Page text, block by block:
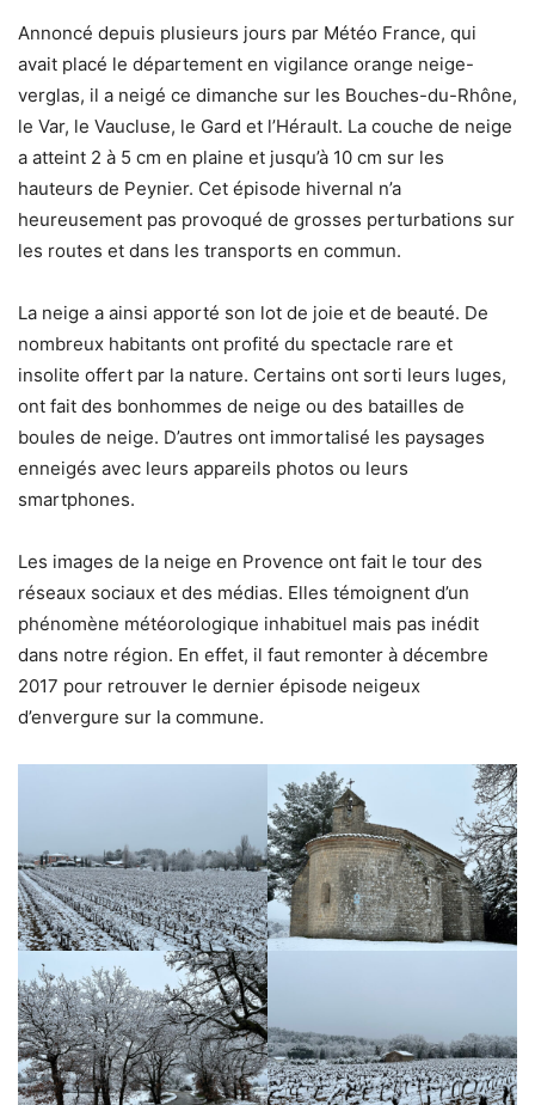
Annoncé depuis plusieurs jours par Météo France, qui
avait placé le département en vigilance orange neige-
verglas, il a neigé ce dimanche sur les Bouches-du-Rhône,
le Var, le Vaucluse, le Gard et l’Hérault. La couche de neige
a atteint 2 à 5 cm en plaine et jusqu’à 10 cm sur les
hauteurs de Peynier. Cet épisode hivernal n’a
heureusement pas provoqué de grosses perturbations sur
les routes et dans les transports en commun.
La neige a ainsi apporté son lot de joie et de beauté. De
nombreux habitants ont profité du spectacle rare et
insolite offert par la nature. Certains ont sorti leurs luges,
ont fait des bonhommes de neige ou des batailles de
boules de neige. D’autres ont immortalisé les paysages
enneigés avec leurs appareils photos ou leurs
smartphones.
Les images de la neige en Provence ont fait le tour des
réseaux sociaux et des médias. Elles témoignent d’un
phénomène météorologique inhabituel mais pas inédit
dans notre région. En effet, il faut remonter à décembre
2017 pour retrouver le dernier épisode neigeux
d’envergure sur la commune.